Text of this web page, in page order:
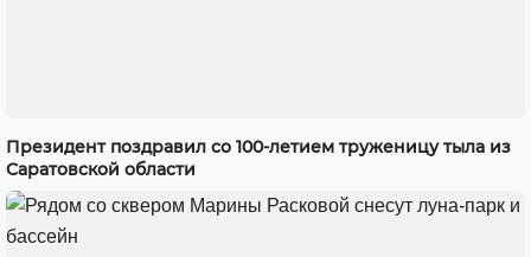
Президент поздравил со 100-летием труженицу тыла из
Саратовской области